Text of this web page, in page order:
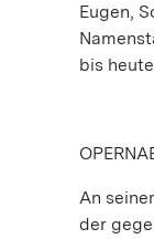
Eugen,
bis
An
der